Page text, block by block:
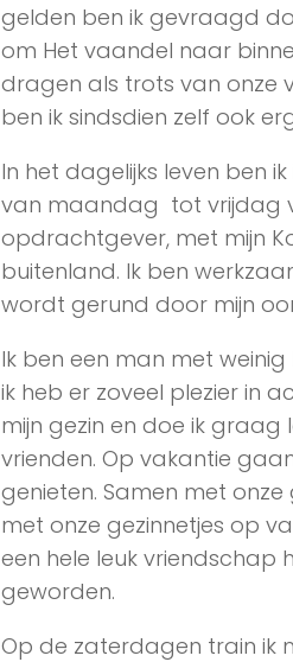
gelden ben ik gevraagd
om Het vaandel naar
dragen als trots van onze
ben ik sindsdien zelf ook
In het dagelijks leven ben
van maandag tot vrijdag
opdrachtgever, met mijn
buitenland. Ik ben
wordt gerund door mijn
Ik ben een man met
ik heb er zoveel plezier in
mijn gezin en doe ik graag
vrienden. Op vakantie
genieten. Samen met
met onze gezinnetjes op
een hele leuk vriendschap
geworden.
Op de zaterdagen train ik